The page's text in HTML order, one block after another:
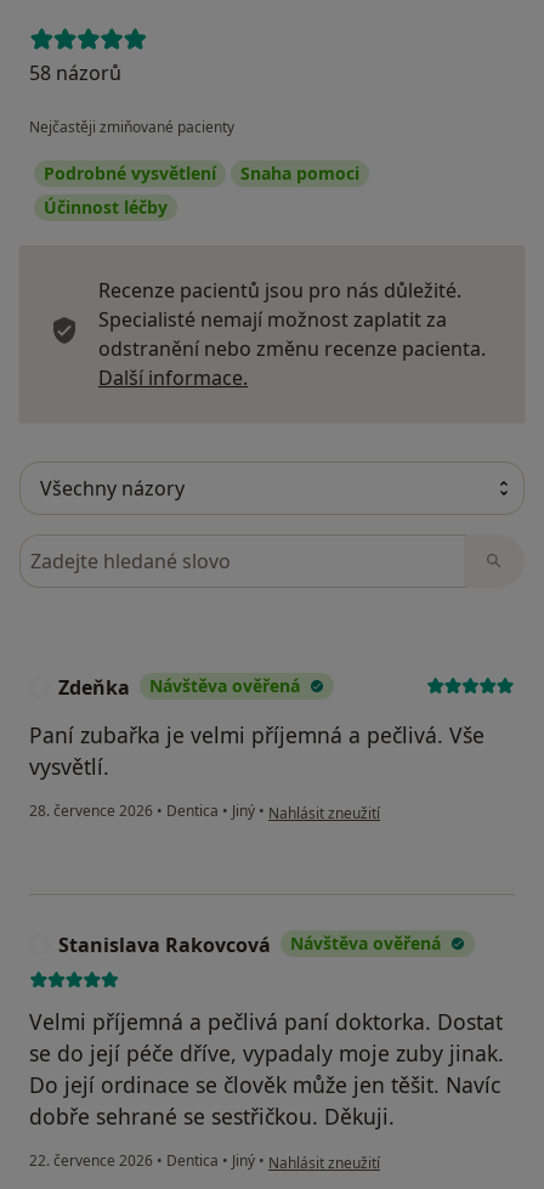
58 názorů
Nejčastěji zmiňované pacienty
Podrobné vysvětlení
Snaha pomoci
Účinnost léčby
Recenze pacientů jsou pro nás důležité.
Specialisté nemají možnost zaplatit za
odstranění nebo změnu recenze pacienta.
Další informace.
Hledejte v názorech
Zdeňka Návštěva ověřená
Paní zubařka je velmi příjemná a pečlivá. Vše
vysvětlí.
28. července 2026 • Dentica • Jiný • podle názoru uživatele Zdeňka
Nahlásit zneužití
Stanislava Rakovcová Návštěva ověřená
Velmi příjemná a pečlivá paní doktorka. Dostat
se do její péče dříve, vypadaly moje zuby jinak.
Do její ordinace se člověk může jen těšit. Navíc
dobře sehrané se sestřičkou. Děkuji.
22. července 2026 • Dentica • Jiný • podle názoru uživatele Stanislava
Nahlásit zneužití